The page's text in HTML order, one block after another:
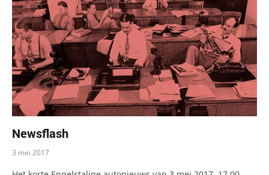
Newsflash
3 mei 2017